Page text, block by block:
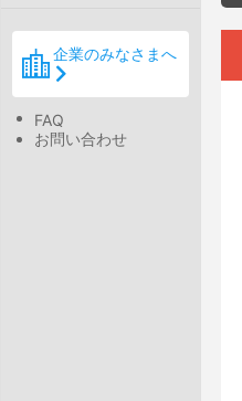
企業のみなさまへ
FAQ
お問い合わせ